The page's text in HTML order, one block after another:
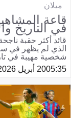
ميلان
قاعة
في التاريخ
الذي لم يظهر في
شخصية مهيبة في
05:3520 أبريل 2026